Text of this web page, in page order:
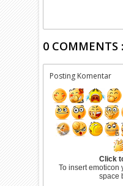
0 COMMENTS :
Posting Komentar
Click
To insert emoticon
space